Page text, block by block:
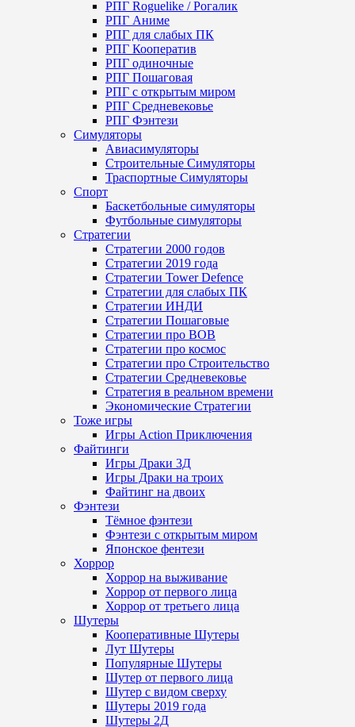
РПГ Roguelike / Рогалик
РПГ Аниме
РПГ для слабых ПК
РПГ Кооператив
РПГ одиночные
РПГ Пошаговая
РПГ с открытым миром
РПГ Средневековье
РПГ Фэнтези
Симуляторы
Авиасимуляторы
Строительныe Симуляторы
Траспортные Симуляторы
Спорт
Баскетбольные симуляторы
Футбольные симуляторы
Стратегии
Стратегии 2000 годов
Стратегии 2019 года
Стратегии Tower Defence
Стратегии для слабых ПК
Стратегии ИНДИ
Стратегии Пошаговые
Стратегии про ВОВ
Стратегии про космос
Стратегии про Строительство
Стратегии Средневековье
Стратегия в реальном времени
Экономические Стратегии
Тоже игры
Игры Action Приключения
Файтинги
Игры Драки 3Д
Игры Драки на троих
Файтинг на двоих
Фэнтези
Тёмное фэнтези
Фэнтези с открытым миром
Японское фентези
Хоррор
Хоррор на выживание
Хоррор от первого лица
Хоррор от третьего лица
Шутеры
Кооперативные Шутеры
Лут Шутеры
Популярные Шутеры
Шутер от первого лица
Шутер с видом сверху
Шутеры 2019 года
Шутеры 2Д